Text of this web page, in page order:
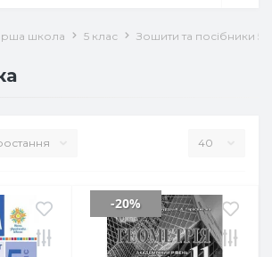
школа 5 клас Зошити та посібники 5
-20%